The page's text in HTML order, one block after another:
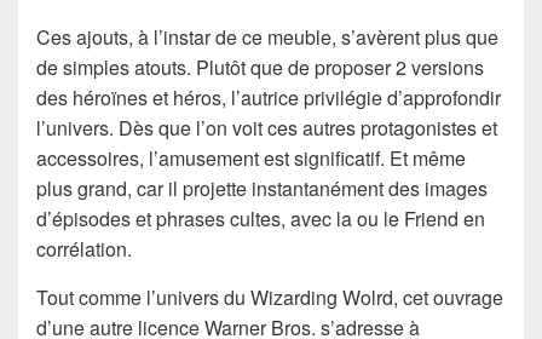
Ces ajouts, à l’instar de ce meuble, s’avèrent plus que
de simples atouts. Plutôt que de proposer 2 versions
des héroïnes et héros, l’autrice privilégie d’approfondir
l’univers. Dès que l’on voit ces autres protagonistes et
accessoires, l’amusement est significatif. Et même
plus grand, car il projette instantanément des images
d’épisodes et phrases cultes, avec la ou le Friend en
corrélation.
Tout comme l’univers du Wizarding Wolrd, cet ouvrage
d’une autre licence Warner Bros. s’adresse à